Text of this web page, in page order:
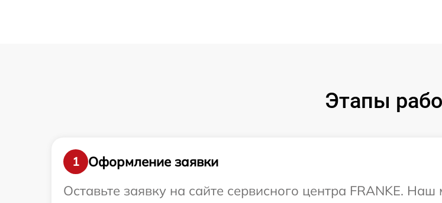
Этапы
1
Оформление заявки
Оставьте заявку на сайте сервисного центра FRANKE.